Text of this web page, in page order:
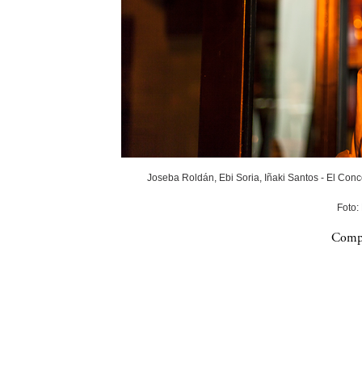
Joseba Roldán, Ebi Soria, Iñaki Santos - El